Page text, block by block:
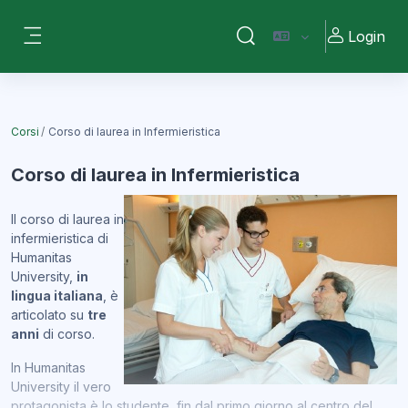
Attiva/disattiva input di
Login
Corsi Corso di laurea in Infermieristica
Corso di laurea in Infermieristica
Il corso di laurea in
infermieristica di
Humanitas
University, in
lingua italiana , è
articolato su tre
anni di corso.
In Humanitas
University il vero